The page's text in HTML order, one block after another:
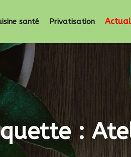
santé Privatisation
: